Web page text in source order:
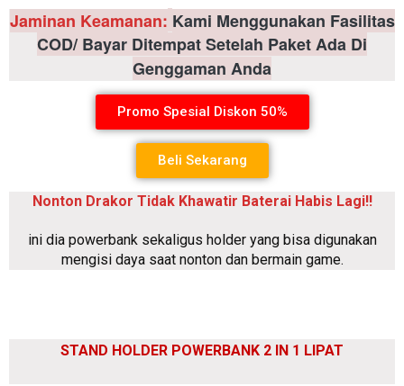
Jaminan Keamanan: Kami Menggunakan Fasilitas
COD/ Bayar Ditempat Setelah Paket Ada Di
Genggaman Anda
Promo Spesial Diskon 50%
Beli Sekarang
Nonton Drakor Tidak Khawatir Baterai Habis Lagi!!
ini dia powerbank sekaligus holder yang bisa digunakan
mengisi daya saat nonton dan bermain game.
STAND HOLDER POWERBANK 2 IN 1 LIPAT